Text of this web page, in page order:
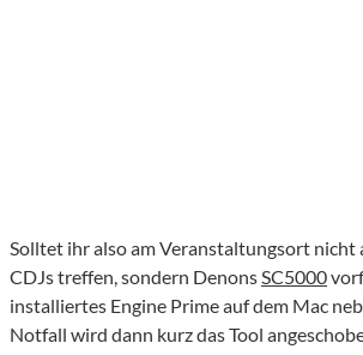
Solltet ihr also am Veranstaltungsort nicht
CDJs treffen, sondern DenonsSC5000
installiertes Engine Prime auf dem Mac
Notfall wird dann kurz das Tool